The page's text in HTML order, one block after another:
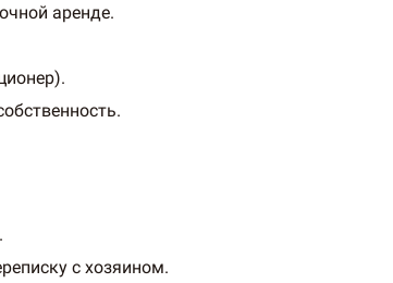
аренде.
с хозяином.